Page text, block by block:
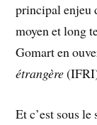
principal enjeu
moyen et long
Gomart en
étrangère
Et c’est sous